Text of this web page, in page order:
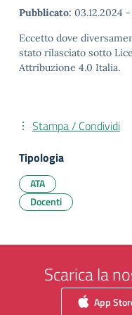
Pubblicato: 03.12.2024 -
Eccetto dove
stato rilasciato sotto
Attribuzione 4.0 Italia.
Stampa / Condividi
Tipologia
ATA
Docenti
Scarica la
App